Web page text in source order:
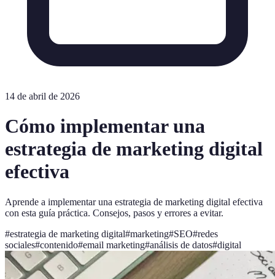
14 de abril de 2026
Cómo implementar una
estrategia de marketing digital
efectiva
Aprende a implementar una estrategia de marketing digital efectiva
con esta guía práctica. Consejos, pasos y errores a evitar.
#estrategia de marketing digital#marketing#SEO#redes
sociales#contenido#email marketing#análisis de datos#digital